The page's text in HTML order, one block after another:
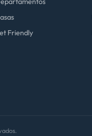
Friendly